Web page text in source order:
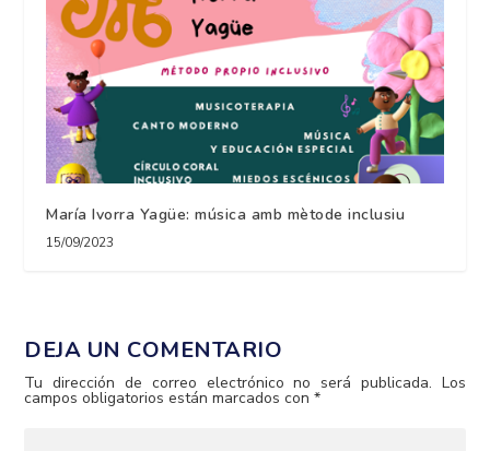
María Ivorra Yagüe: música amb mètode inclusiu
15/09/2023
DEJA UN COMENTARIO
Tu dirección de correo electrónico no será publicada. Los
campos obligatorios están marcados con*